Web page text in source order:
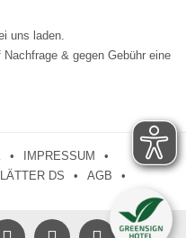
uns laden.
& gegen Gebühr eine
IMPRESSUM
DS
AGB